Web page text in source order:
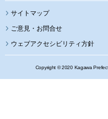
サイトマップ
ウェブアクセシビリティ方針
Copyright © 2020 Kagawa